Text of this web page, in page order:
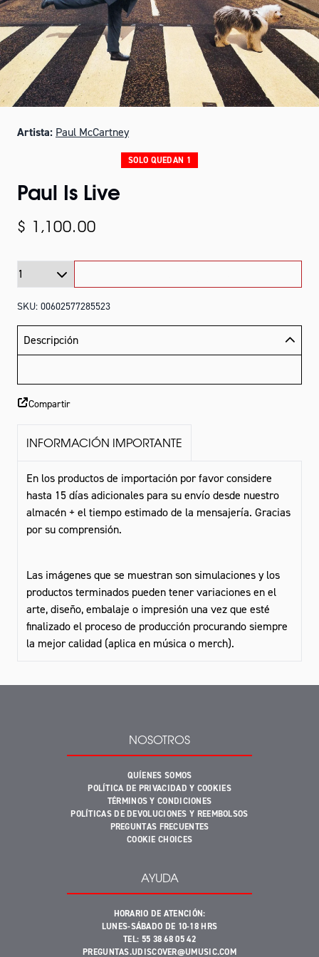
Artista: Paul McCartney
SOLO QUEDAN 1
Paul Is Live
$ 1,100.00
Cantidad
SKU: 00602577285523
Descripción
Compartir
INFORMACIÓN IMPORTANTE
En los productos de importación por favor considere
hasta 15 días adicionales para su envío desde nuestro
almacén + el tiempo estimado de la mensajería. Gracias
por su comprensión.
Las imágenes que se muestran son simulaciones y los
productos terminados pueden tener variaciones en el
arte, diseño, embalaje o impresión una vez que esté
finalizado el proceso de producción procurando siempre
la mejor calidad (aplica en música o merch).
NOSOTROS
QUÍENES SOMOS
POLÍTICA DE PRIVACIDAD Y COOKIES
TÉRMINOS Y CONDICIONES
POLÍTICAS DE DEVOLUCIONES Y REEMBOLSOS
PREGUNTAS FRECUENTES
COOKIE CHOICES
AYUDA
HORARIO DE ATENCIÓN:
LUNES-SÁBADO DE 10-18 HRS
TEL: 55 38 68 05 42
PREGUNTAS.UDISCOVER@UMUSIC.COM